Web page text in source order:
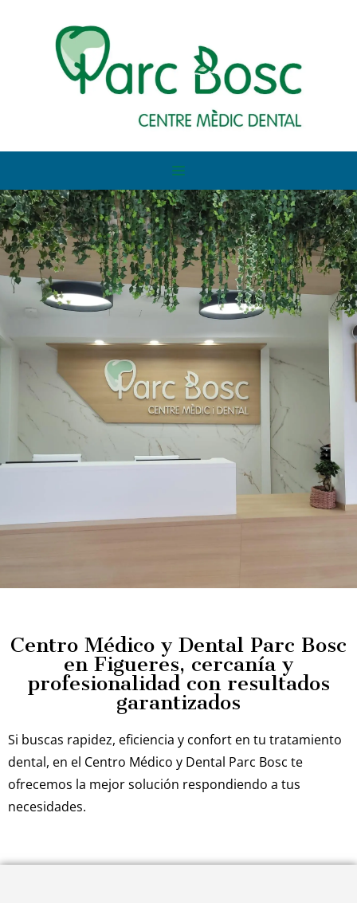
Centro Médico y Dental Parc Bosc
en Figueres, cercanía y
profesionalidad con resultados
garantizados
Si buscas rapidez, eficiencia y confort en tu tratamiento
dental, en el Centro Médico y Dental Parc Bosc te
ofrecemos la mejor solución respondiendo a tus
necesidades.